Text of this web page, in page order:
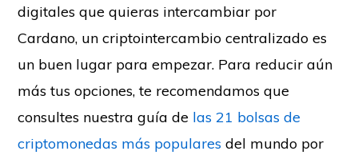
digitales que quieras intercambiar por
Cardano, un criptointercambio centralizado es
un buen lugar para empezar. Para reducir aún
más tus opciones, te recomendamos que
consultes nuestra guía de las 21 bolsas de
criptomonedas más populares del mundo por